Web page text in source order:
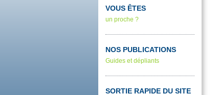
VOUSÊTES
unproche?
NOSPUBLICATIONS
Guidesetdépliants
SORTIERAPIDEDUSITE